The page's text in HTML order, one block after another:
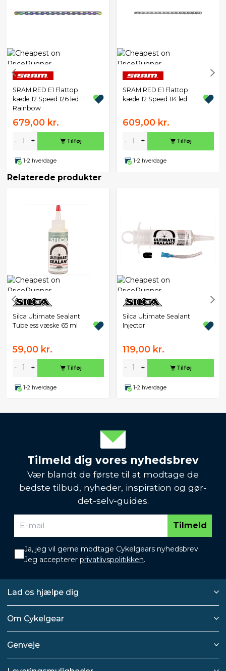
SRAM RED E1 Flattop
kæde 12 Speed 126 led
Rainbow
679,00 kr.
- + Tilføj
1-2 hverdage
SRAM RED E1 Flattop
kæde 12 Speed 114 led
609,00 kr.
- + Tilføj
1-2 hverdage
Relaterede produkter
Silca Ultimate Sealant
Tubeless væske 65 ml
59,00 kr.
- + Tilføj
1-2 hverdage
Silca Ultimate Sealant
Injector
119,00 kr.
- + Tilføj
1-2 hverdage
Tilmeld dig vores nyhedsbrev
Vær blandt de første til at modtage de
bedste tilbud, nyheder, inspiration og gør-
det-selv-guides.
Tilmeld
Ja, jeg vil gerne modtage Cykelgears nyhedsbrev.
Jeg accepterer privatlivspolitikken.
Lad os hjælpe dig
Om Cykelgear
Genveje